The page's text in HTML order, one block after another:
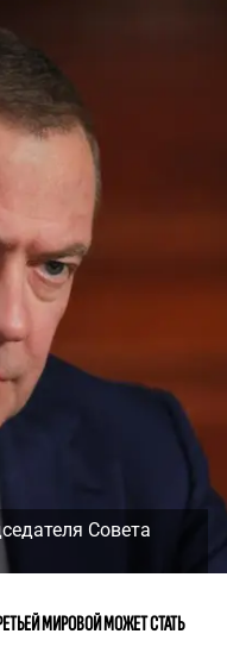
Совета
МИРОВОЙ МОЖЕТ СТАТЬ